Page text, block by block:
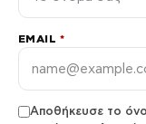
EMAIL *
Αποθήκευσε το